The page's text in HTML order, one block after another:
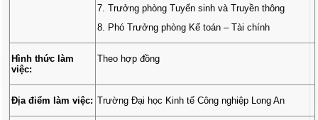
7. Trưởng phòng Tuyển sinh và Truyền thông
8. Phó Trưởng phòng Kế toán – Tài chính
Hình thức làm
việc:
Theo hợp đồng
Địa điểm làm việc: Trường Đại học Kinh tế Công nghiệp Long An